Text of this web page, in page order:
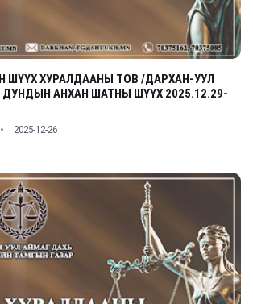
ШҮҮХ ХУРАЛДААНЫ ТОВ /ДАРХАН-УУЛ
АНХАН ШАТНЫ ШҮҮХ 2025.12.29-
2025-12-26